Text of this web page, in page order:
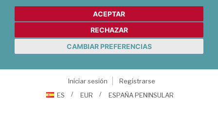
ACEPTAR
RECHAZAR
CAMBIAR PREFERENCIAS
Iniciar sesión
Registrarse
ES
EUR ESPAÑA PENINSULAR